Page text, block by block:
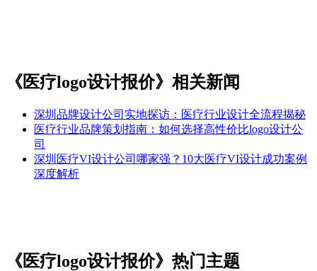
《医疗logo设计报价》相关新闻
深圳品牌设计公司实地探访：医疗行业设计全流程揭秘
医疗行业品牌策划指南：如何选择高性价比logo设计公
司
深圳医疗VI设计公司哪家强？10大医疗VI设计成功案例
深度解析
《医疗logo设计报价》热门主题